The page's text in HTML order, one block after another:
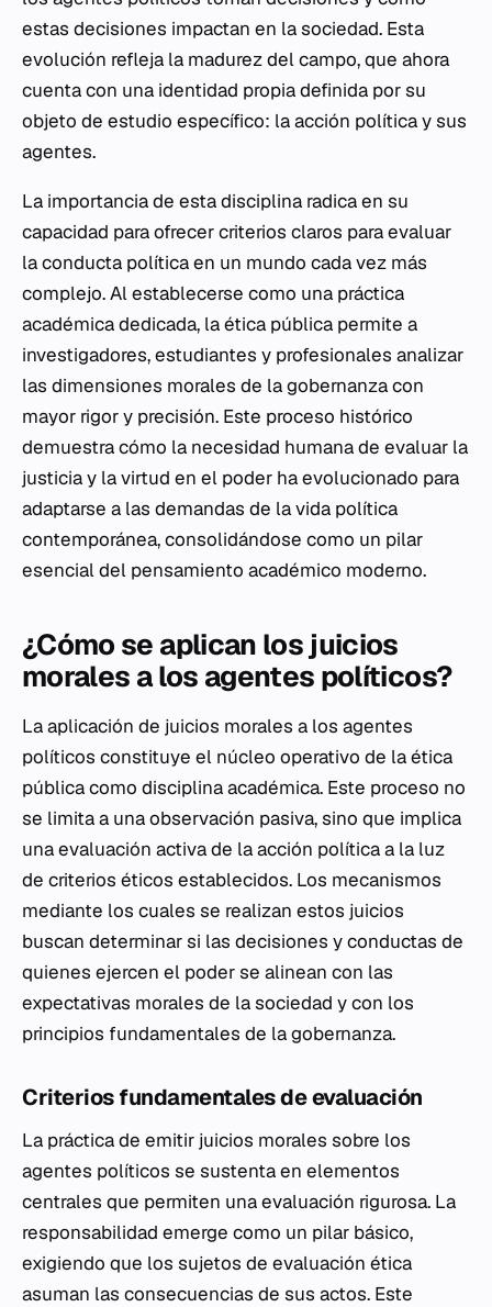
estas decisiones impactan en la sociedad. Esta
evolución refleja la madurez del campo, que ahora
cuenta con una identidad propia definida por su
objeto de estudio específico: la acción política y sus
agentes.
La importancia de esta disciplina radica en su
capacidad para ofrecer criterios claros para evaluar
la conducta política en un mundo cada vez más
complejo. Al establecerse como una práctica
académica dedicada, la ética pública permite a
investigadores, estudiantes y profesionales analizar
las dimensiones morales de la gobernanza con
mayor rigor y precisión. Este proceso histórico
demuestra cómo la necesidad humana de evaluar la
justicia y la virtud en el poder ha evolucionado para
adaptarse a las demandas de la vida política
contemporánea, consolidándose como un pilar
esencial del pensamiento académico moderno.
¿Cómo se aplican los juicios
morales a los agentes políticos?
La aplicación de juicios morales a los agentes
políticos constituye el núcleo operativo de la ética
pública como disciplina académica. Este proceso no
se limita a una observación pasiva, sino que implica
una evaluación activa de la acción política a la luz
de criterios éticos establecidos. Los mecanismos
mediante los cuales se realizan estos juicios
buscan determinar si las decisiones y conductas de
quienes ejercen el poder se alinean con las
expectativas morales de la sociedad y con los
principios fundamentales de la gobernanza.
Criterios fundamentales de evaluación
La práctica de emitir juicios morales sobre los
agentes políticos se sustenta en elementos
centrales que permiten una evaluación rigurosa. La
responsabilidad emerge como un pilar básico,
exigiendo que los sujetos de evaluación ética
asuman las consecuencias de sus actos. Este